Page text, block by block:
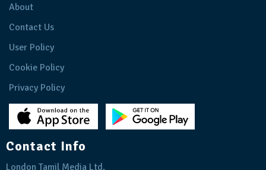
About
Contact Us
User Policy
Cookie Policy
Privacy Policy
Contact Info
London Tamil Media Ltd.